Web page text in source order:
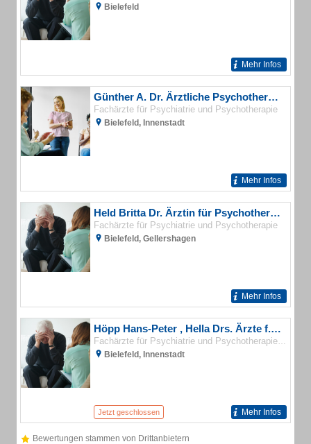
Bielefeld
Mehr Infos
Günther A. Dr. Ärztliche Psychotherapie
Fachärzte für Psychiatrie und Psychotherapie
Bielefeld, Innenstadt
Mehr Infos
Held Britta Dr. Ärztin für Psychotherapie
Fachärzte für Psychiatrie und Psychotherapie
Bielefeld, Gellershagen
Mehr Infos
Höpp Hans-Peter , Hella Drs. Ärzte f. Psychiatrie und Psychotherapie
Fachärzte für Psychiatrie und Psychotherapie
Bielefeld, Innenstadt
Jetzt geschlossen Mehr Infos
Bewertungen stammen von Drittanbietern